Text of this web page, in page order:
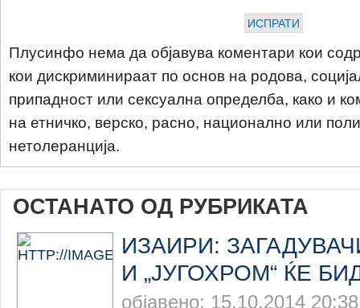
Плусинфо нема да објавува коментари кои
кои дискриминираат по основ на родова,
припадност или сексуална определба, како и
на етничко, верско, расно, национално или
нетолеранција.
ОСТАНАТО ОД РУБРИКАТА
ИЗАИРИ:
И „ЈУГОХРОМ“ ЌЕ
објавено: 15.10.2014 20:38